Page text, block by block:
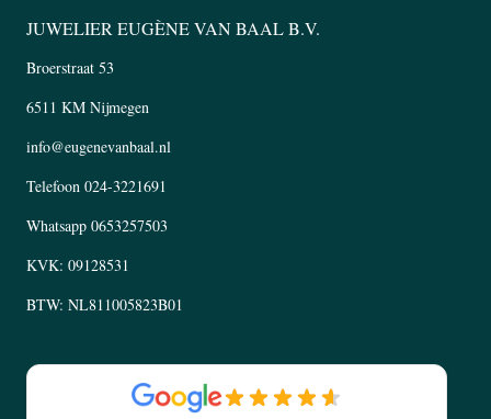
JUWELIER EUGÈNE VAN BAAL B.V.
Broerstraat 53
6511 KM Nijmegen
info@eugenevanbaal.nl
Telefoon 024-3221691
Whatsapp 0653257503
KVK: 09128531
BTW: NL811005823B01